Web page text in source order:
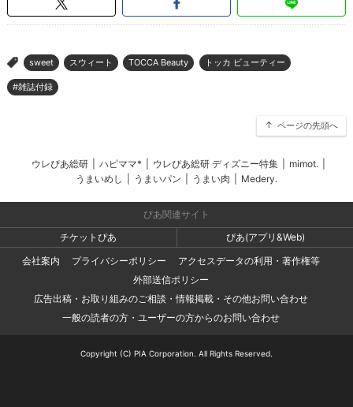
> sweet スウィート TOCCA Beauty トッカ ビューティー
#雑誌付録
ページの先頭へ
ウレぴあ総研 ハピママ* ウレぴあ総研 ディズニー特集 mimot.
うまいめし
うまいパン うまい肉 Medery.
ぴあ関連サイト
チケットぴあ
ぴあ(アプリ&Web)
会社案内
プライバシーポリシー
アクセスデータの利用・著作権等
外部送信ポリシー
広告出稿・お取り組みのご相談・情報掲載・その他お問い合わせ
一般の読者の方・ユーザーの方からのお問い合わせ
Copyright (C) PIA Corporation. All Rights Reserved.